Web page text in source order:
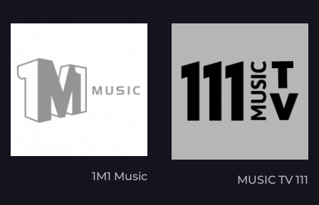
111 MUSIC TV
1M1 Music